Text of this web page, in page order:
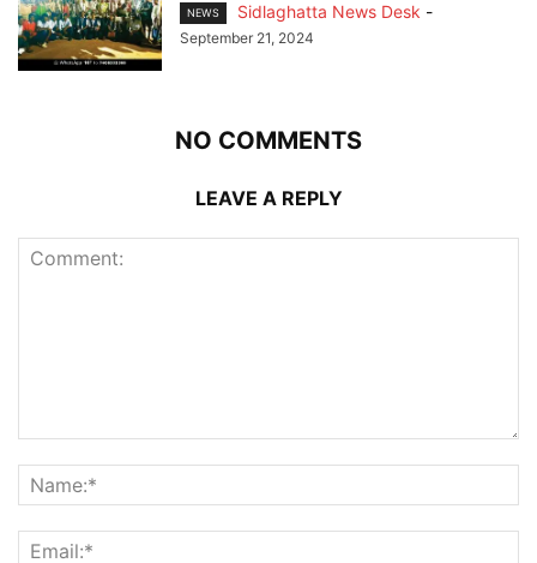
NEWS Sidlaghatta News Desk -
September 21, 2024
NO COMMENTS
LEAVE A REPLY